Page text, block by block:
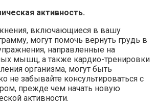
активность.
включающиеся в вашу
могут помочь вернуть грудь в
направленные на
мышц, а также кардио-тренировки
организма, могут быть
не забывайте консультироваться с
прежде чем начать новую
активности.